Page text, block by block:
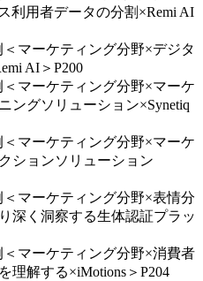
利用者データの分割×Remi AI
マーケティング分野×デジタ
AI＞P200
マーケティング分野×マーケ
ングソリューション×Synetiq
マーケティング分野×マーケ
ションソリューション
マーケティング分野×表情分
深く洞察する生体認証プラッ
マーケティング分野×消費者
理解する×iMotions＞P204